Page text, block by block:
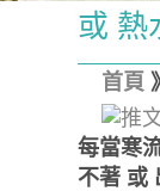
或 熱
首頁
每當寒
不著 或